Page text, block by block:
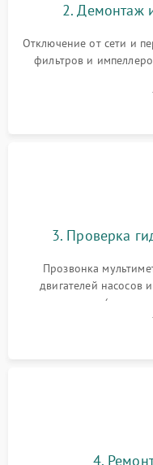
2. Демонтаж
Отключение от сети и
фильтров и
циркуляционному
3. Проверка
Прозвонка
двигателей насосов
прессостата
концевика дверцы и
4.